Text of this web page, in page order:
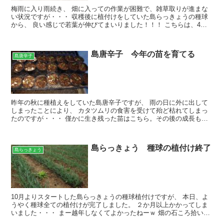
梅雨に入り雨続き、 畑に入っての作業が困難で、雑草取りが進まな
い状況ですが・・・ 収穫後に植付けをしていた島らっきょうの種球
から、 良い感じで若葉が伸びてまいりました！！！ こちらは、4月
島唐辛子 島唐辛子 今年の苗を育てる
昨年の秋に種植えをしていた島唐辛子ですが、 雨の日に外に出して
しまったことにより、 カタツムリの食害を受けて殆ど枯れてしまっ
たのですが・・・ 僅かに生き残った苗はこちら。その後の成長も芳
島らっきょう 島らっきょう 種球の植付け終了
10月よりスタートした島らっきょうの種球植付けですが、 本日、よ
うやく種球全ての植付けが完了しました。 ２か月以上かかってしま
いました・・・ まー越年しなくてよかったねーｗ 畑の石ころ拾いが